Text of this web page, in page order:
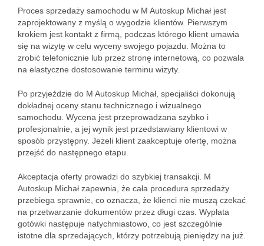
Proces sprzedaży samochodu w M Autoskup Michał jest
zaprojektowany z myślą o wygodzie klientów. Pierwszym
krokiem jest kontakt z firmą, podczas którego klient umawia
się na wizytę w celu wyceny swojego pojazdu. Można to
zrobić telefonicznie lub przez stronę internetową, co pozwala
na elastyczne dostosowanie terminu wizyty.
Po przyjeździe do M Autoskup Michał, specjaliści dokonują
dokładnej oceny stanu technicznego i wizualnego
samochodu. Wycena jest przeprowadzana szybko i
profesjonalnie, a jej wynik jest przedstawiany klientowi w
sposób przystępny. Jeżeli klient zaakceptuje ofertę, można
przejść do następnego etapu.
Akceptacja oferty prowadzi do szybkiej transakcji. M
Autoskup Michał zapewnia, że cała procedura sprzedaży
przebiega sprawnie, co oznacza, że klienci nie muszą czekać
na przetwarzanie dokumentów przez długi czas. Wypłata
gotówki następuje natychmiastowo, co jest szczególnie
istotne dla sprzedających, którzy potrzebują pieniędzy na już.